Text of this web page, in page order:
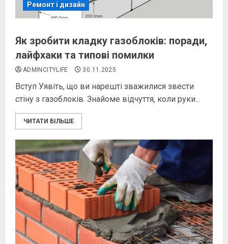
Ремонт і дизайн
Як зробити кладку газоблоків: поради,
лайфхаки та типові помилки
ADMINCITYLIFE 30.11.2025
Вступ Уявіть, що ви нарешті зважилися звести
стіну з газоблоків. Знайоме відчуття, коли руки...
ЧИТАТИ БІЛЬШЕ